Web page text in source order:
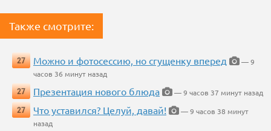
Также смотрите:
27 Можно и фотосессию, но сгущенку вперед
— 9
часов 36 минут назад
27
Презентация нового блюда
— 9 часов 37 минут назад
27
Что уставился? Целуй, давай!
— 9 часов 38 минут
назад